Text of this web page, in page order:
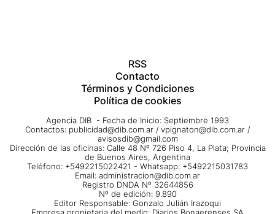
RSS
Contacto
Términos y Condiciones
Política de cookies
Agencia DIB - Fecha de Inicio: Septiembre 1993
Contactos: publicidad@dib.com.ar / vpignaton@dib.com.ar /
avisosdib@gmail.com
Dirección de las oficinas: Calle 48 Nº 726 Piso 4, La Plata; Provincia
de Buenos Aires, Argentina
Teléfono: +5492215022421 - Whatsapp: +5492215031783
Email: administracion@dib.com.ar
Registro DNDA Nº 32644856
Nº de edición: 9.890
Editor Responsable: Gonzalo Julián Irazoqui